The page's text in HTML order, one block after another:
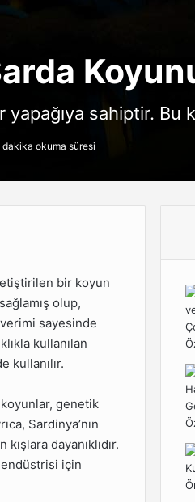
sahiptir. Bu
dakika okuma süresi
bir koyun
olup,
sayesinde
kullanılan
kullanılır.
genetik
Sardinya’nın
dayanıklıdır.
için